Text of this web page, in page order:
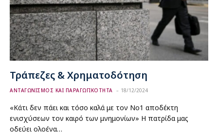
Τράπεζες & Χρηματοδότηση
ΑΝΤΑΓΩΝΙΣΜΟΣ ΚΑΙ ΠΑΡΑΓΩΓΙΚΟΤΗΤΑ 18/12/2024
«Κάτι δεν πάει και τόσο καλά με τον Νο1 αποδέκτη
ενισχύσεων τον καιρό των μνημονίων» Η πατρίδα μας
οδεύει ολοένα…